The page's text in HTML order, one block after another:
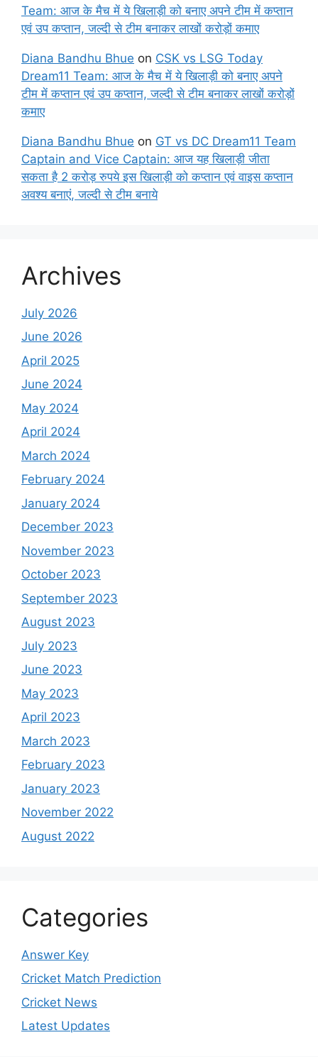
Team: आज के मैच में ये खिलाड़ी को बनाए अपने टीम में कप्तान
एवं उप कप्तान, जल्दी से टीम बनाकर लाखों करोड़ों कमाए
Diana Bandhu Bhue on CSK vs LSG Today
Dream11 Team: आज के मैच में ये खिलाड़ी को बनाए अपने
टीम में कप्तान एवं उप कप्तान, जल्दी से टीम बनाकर लाखों करोड़ों
कमाए
Diana Bandhu Bhue on GT vs DC Dream11 Team
Captain and Vice Captain: आज यह खिलाड़ी जीता
सकता है 2 करोड़ रुपये इस खिलाड़ी को कप्तान एवं वाइस कप्तान
अवश्य बनाएं, जल्दी से टीम बनाये
Archives
July 2026
June 2026
April 2025
June 2024
May 2024
April 2024
March 2024
February 2024
January 2024
December 2023
November 2023
October 2023
September 2023
August 2023
July 2023
June 2023
May 2023
April 2023
March 2023
February 2023
January 2023
November 2022
August 2022
Categories
Answer Key
Cricket Match Prediction
Cricket News
Latest Updates